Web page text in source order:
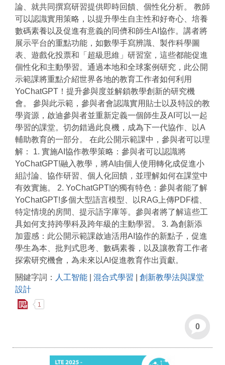
論、就共同撰寫研習提供即時回饋、個性化分析。 教師
可以認識實用策略，以提升學生自主性和好奇心、培養
數碼素養以及促進有意義的同儕和師生AI協作。講者將
展示平台的重點功能，如數學手寫辨識、製作科學圖
表、遊戲化投票和「超級思維」研習室，這些都能促進
個性化和主動學習。通過本地和全球案例研究，此公開
示範課將重點介紹世界各地的教育工作者如何利用
YoChatGPT！提升參與度並解鎖教學創新的研究機
會。 參與此示範，參與者會認識實用貼士以及特設的教
學資源，啟迪參與者並重新定義一個師生及AI可以一起
學習的課堂。切勿錯過此良機，成為下一代協作、以A
輔助教育的一部分。 在此公開示範課中，參與者可以理
解： 1. 實施AI協作教學策略：參與者可以認識將
YoChatGPT!融入教學，將AI由個人使用轉化成促進小
組討論、協作研習、個人化回饋，並理解如何在課堂中
有效實施。 2. YoChatGPT!的獨有特色：參與者能了解
YoChatGPT!多個大型語言模型、以RAG上傳PDF檔、
特定情境的房間、提示語字庫等。參與者將了解這些工
具如何支持跨學科及跨年級的主動學習。 3. 為創新添
加靈感：此公開示範課啟迪活用AI協作的新點子，促進
學生為本、批判式思考、數碼素養，以及讓教育工作者
探索研究機會，為未來以AI促進教育作出貢獻。
關鍵字詞： 人工智能 混合式學習
創新教學法與課堂
設計
1
0